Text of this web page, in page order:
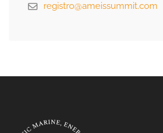
registro@ameissummit.com